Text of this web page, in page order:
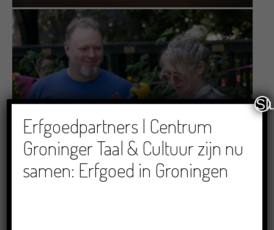
Ommaans
29/06/2026
Erfgoedpartners | Centrum
Groninger Taal & Cultuur zijn nu
samen: Erfgoed in Groningen